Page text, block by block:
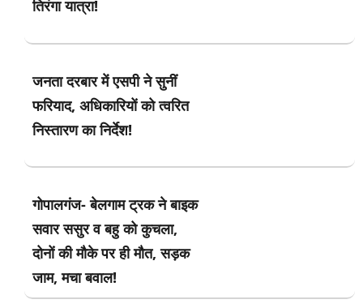
तिरंगा यात्रा!
जनता दरबार में एसपी ने सुनीं
फरियाद, अधिकारियों को त्वरित
निस्तारण का निर्देश!
गोपालगंज- बेलगाम ट्रक ने बाइक
सवार ससुर व बहु को कुचला,
दोनों की मौके पर ही मौत, सड़क
जाम, मचा बवाल!